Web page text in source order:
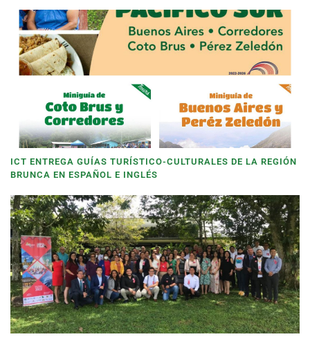
ICT ENTREGA GUÍAS TURÍSTICO-CULTURALES DE LA REGIÓN
BRUNCA EN ESPAÑOL E INGLÉS